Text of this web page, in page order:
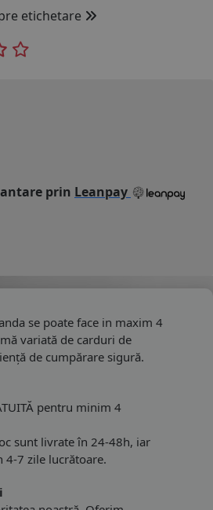
etichetare
prin Leanpay
se poate face in maxim 4
variată de carduri de
de cumpărare sigură.
pentru minim 4
sunt livrate în 24-48h, iar
4-7 zile lucrătoare.